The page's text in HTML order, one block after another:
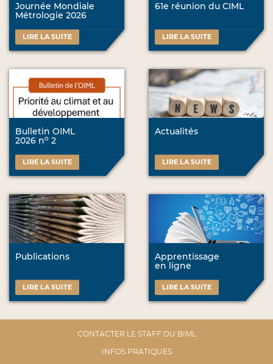
Journée Mondiale
Métrologie 2026
LIRE LA SUITE
61e réunion du CIML
LIRE LA SUITE
Bulletin OIML
2026 no 2
LIRE LA SUITE
Actualités
LIRE LA SUITE
Publications
LIRE LA SUITE
Apprentissage
en ligne
LIRE LA SUITE
CONTACTER LE STAFF DU BIML
INFOS PRATIQUES